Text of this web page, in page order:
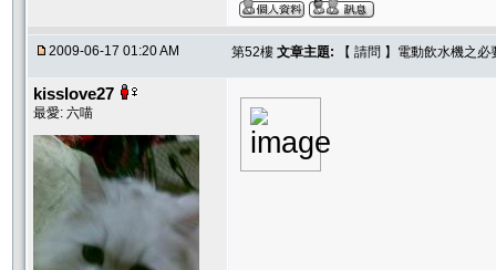
2009-06-17 01:20 AM 第52樓 文章主題: 【 請問 】電動飲水機之
kisslove27
最愛: 六喵